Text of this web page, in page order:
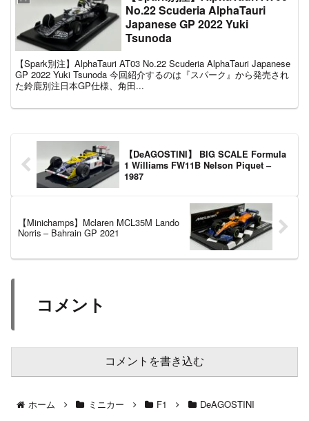
No.22 Scuderia AlphaTauri
Japanese GP 2022 Yuki
Tsunoda
【Spark別注】AlphaTauri AT03 No.22 Scuderia AlphaTauri Japanese
GP 2022 Yuki Tsunoda 今回紹介するのは『スパーク』から発売され
た鈴鹿別注日本GP仕様、角田...
【DeAGOSTINI】 BIG SCALE Formula
1 Williams FW11B Nelson Piquet –
1987
【Minichamps】Mclaren MCL35M Lando
Norris – Bahrain GP 2021
コメント
コメントを書き込む
ホーム ミニカー F1 DeAGOSTINI